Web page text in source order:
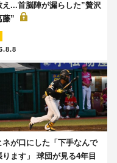
え...首脳陣が漏らした”贅沢
藤”
ネが口にした「下手なんで
ります」 球団が見る4年目